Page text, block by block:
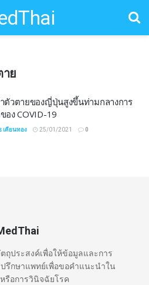
ย
ตัวตายของญี่ปุ่นสูงขึ้นท่ามกลางการ
อง COVID-19
เคียนทอง 25/01/2021 0
ถุประสงค์เพื่อให้ข้อมูลและการ
รึกษาแพทย์เพื่อขอคำแนะนำใน
รือการวินิจฉัยโรค